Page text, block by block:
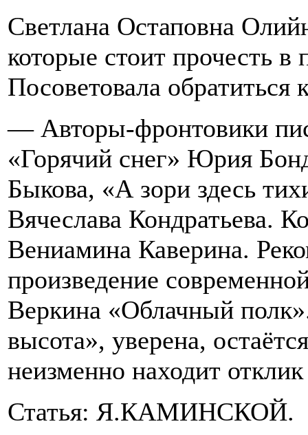
Светлана Остаповна
которые стоит прочесть
Посоветовала обратиться
— Авторы-фронтовики
«Горячий снег» Юрия
Быкова, «А зори здесь
Вячеслава Кондратьева.
Вениамина Каверина.
произведение
Веркина «Облачный
высота», уверена,
неизменно находит
Статья: Я.КАМИНСКОЙ.